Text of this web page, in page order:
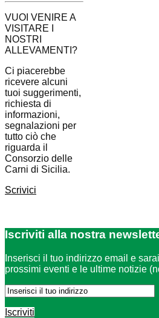
VUOI VENIRE A
VISITARE I
NOSTRI
ALLEVAMENTI?
Ci piacerebbe
ricevere alcuni
tuoi suggerimenti,
richiesta di
informazioni,
segnalazioni per
tutto ciò che
riguarda il
Consorzio delle
Carni di Sicilia.
Scrivici
Iscriviti alla nostra
Inserisci il tuo indirizzo email e
prossimi eventi e le ultime notizie
Iscriviti